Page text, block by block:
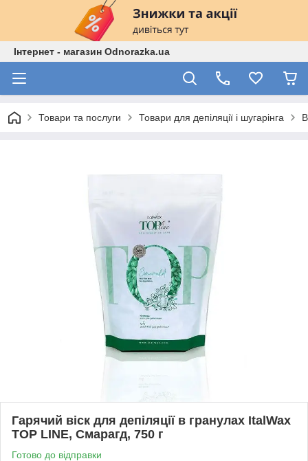
Інтернет - магазин Odnorazka.ua
Товари та послуги Товари для депіляції і шугарінга
Гарячий віск для депіляції в гранулах ItalWax
TOP LINE, Смарагд, 750 г
Готово до відправки